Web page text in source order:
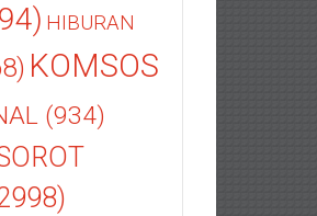
HIBURAN
KOMSOS
(934)